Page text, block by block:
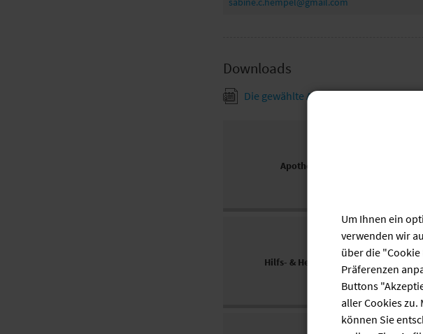
Downloads
Die gewählte Adresse als VCF-
Apotheken
Hilfs- & Heilberufe
Um Ihnen ein
verwenden wir
über die
Präferenzen
Buttons
aller Cookies
können Sie